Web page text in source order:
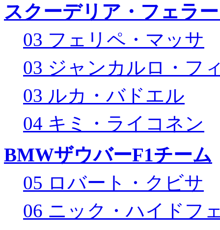
スクーデリア・フェラ
03 フェリペ・マッサ
03 ジャンカルロ・フ
03 ルカ・バドエル
04 キミ・ライコネン
BMWザウバーF1チーム
05 ロバート・クビサ
06 ニック・ハイドフ